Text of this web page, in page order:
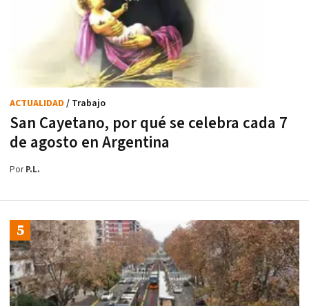
San Cayetano, por qué se celebra cada 7
de agosto en Argentina
ACTUALIDAD / Trabajo
PorP.L.